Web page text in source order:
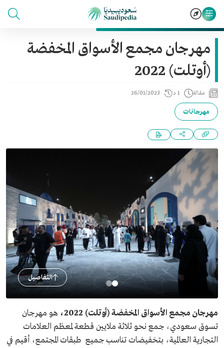
مهرجان مجمع الأسواق المخفضة
(أوتلت) 2022
مقالة 1 د 26/01/2023
مهرجانات
التفاصيل
مهرجان مجمع الأسواق المخفضة (أوتلت) 2022،
هو مهرجان
تسوق سعودي، جمع نحو ثلاثة ملايين قطعة لمعظم العلامات
التجارية العالمية، بتخفيضات تناسب جميع طبقات المجتمع، أقيم في